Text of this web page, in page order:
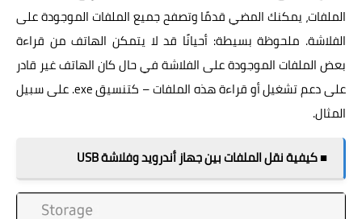
الملفات، يمكنك المضي قدمًا وتصفح جميع الملفات الموجودة على
الفلاشة. ملحوظة بسيطة: أحيانًا قد لا يتمكن الهاتف من قراءة
بعض الملفات الموجودة على الفلاشة في حال كان الهاتف غير قادر
على دعم تشغيل أو قراءة هذه الملفات – كتنسيق exe. على سبيل
المثال.
■ كيفية نقل الملفات بين جهاز أندرويد وفلاشة USB